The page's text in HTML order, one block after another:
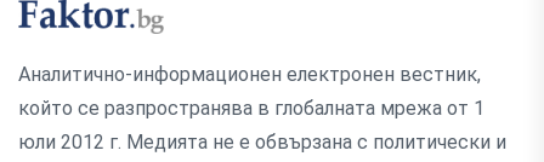
Аналитично-информационен електронен вестник,
който се разпространява в глобалната мрежа от 1
юли 2012 г. Медията не е обвързана с политически и